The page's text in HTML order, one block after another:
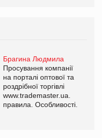
Брагина Людмила
Просування компанії
на порталі оптової та
роздрібної торгівлі
www.trademaster.ua.
правила. Особливості.